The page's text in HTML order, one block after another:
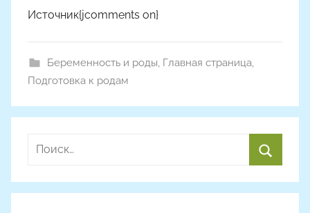
Источник{jcomments on}
Беременность и роды Главная страница
Подготовка к родам
Найти: